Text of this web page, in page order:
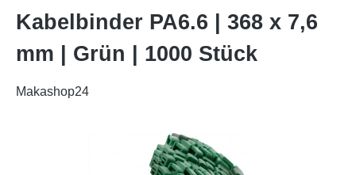
Kabelbinder PA6.6 | 368 x 7,6
mm | Grün | 1000 Stück
Makashop24
Bildergalerie überspringen